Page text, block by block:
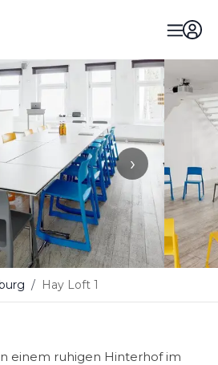
›
Hay Loft 1
einem ruhigen Hinterhof im